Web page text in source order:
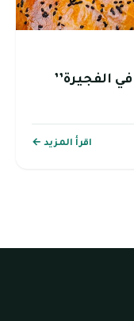
الفجيرة’’
اقرأ المزيد ←